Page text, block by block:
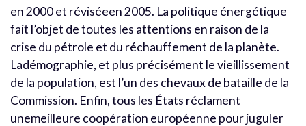
en 2000 et réviséeen 2005. La politique énergétique
fait l’objet de toutes les attentions en raison de la
crise du pétrole et du réchauffement de la planète.
Ladémographie, et plus précisément le vieillissement
de la population, est l’un des chevaux de bataille de la
Commission. Enfin, tous les États réclament
unemeilleure coopération européenne pour juguler